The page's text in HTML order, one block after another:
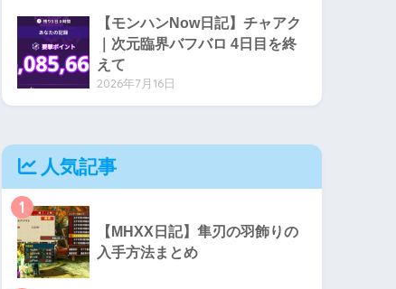
【モンハンNow日記】チャアク
｜次元臨界バフバロ 4日目を終
えて
2026年7月16日
人気記事
1
【MHXX日記】隼刃の羽飾りの
入手方法まとめ